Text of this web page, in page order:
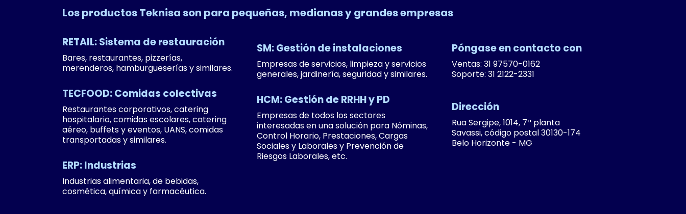
Los productos Teknisa son para pequeñas, medianas y grandes empresas
RETAIL: Sistema de restauración
Bares, restaurantes, pizzerías,
merenderos, hamburgueserías y similares.
TECFOOD: Comidas colectivas
Restaurantes corporativos, catering
hospitalario, comidas escolares, catering
aéreo, buffets y eventos, UANS, comidas
transportadas y similares.
ERP: Industrias
Industrias alimentaria, de bebidas,
cosmética, química y farmacéutica.
SM: Gestión de instalaciones
Empresas de servicios, limpieza y servicios
generales, jardinería, seguridad y similares.
HCM: Gestión de RRHH y PD
Empresas de todos los sectores
interesadas en una solución para Nóminas,
Control Horario, Prestaciones, Cargas
Sociales y Laborales y Prevención de
Riesgos Laborales, etc.
Póngase en contacto con
Ventas: 31 97570-0162
Soporte: 31 2122-2331
Dirección
Rua Sergipe, 1014, 7ª planta
Savassi, código postal 30130-174
Belo Horizonte - MG